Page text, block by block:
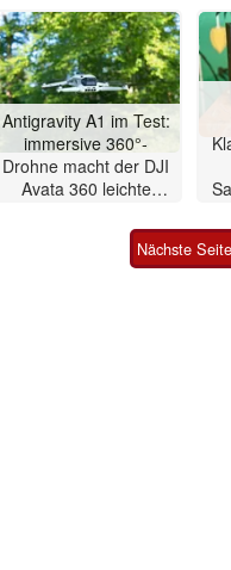
Antigravity A1 im Test:
immersive 360°-
Drohne macht der DJI
Avata 360 leichte
Nächste